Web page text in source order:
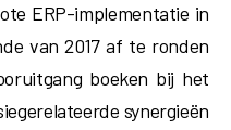
ERP-implementatie in
van 2017 af te ronden
boeken bij het
synergieën